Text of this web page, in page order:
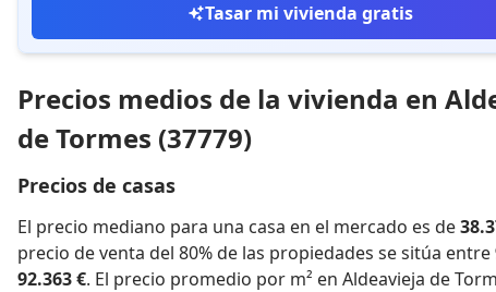
Tasar mi vivienda gratis
Precios medios de la vivienda en
de Tormes (37779)
Precios de casas
El precio mediano para una casa en el mercado es de
precio de venta del 80% de las propiedades se sitúa entre
92.363 €. El precio promedio por m² en Aldeavieja de